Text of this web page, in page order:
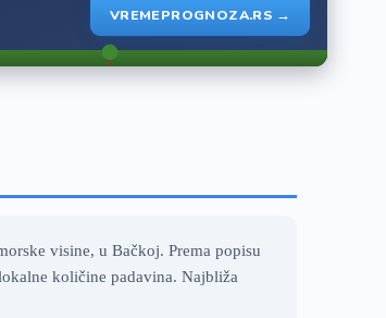
VREMEPROGNOZA.RS →
visine, u Bačkoj. Prema popisu
količine padavina. Najbliža